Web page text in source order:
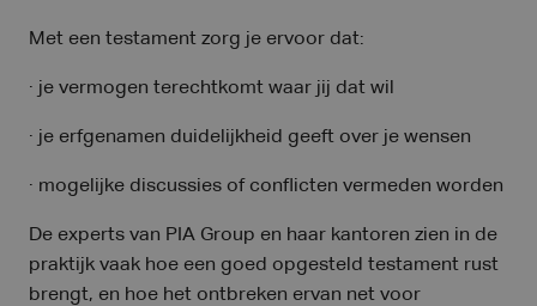
Met een testament zorg je ervoor dat:
· je vermogen terechtkomt waar jij dat wil
· je erfgenamen duidelijkheid geeft over je wensen
· mogelijke discussies of conflicten vermeden worden
De experts van PIA Group en haar kantoren zien in de
praktijk vaak hoe een goed opgesteld testament rust
brengt, en hoe het ontbreken ervan net voor